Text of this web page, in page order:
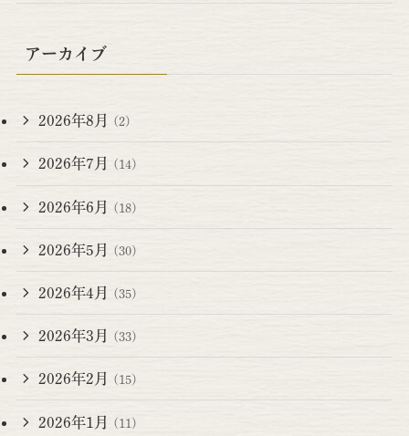
アーカイブ
2026年8月 (2)
2026年7月 (14)
2026年6月 (18)
2026年5月 (30)
2026年4月 (35)
2026年3月 (33)
2026年2月 (15)
2026年1月 (11)